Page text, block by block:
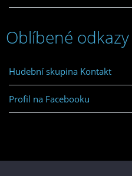
Oblíbené odkazy
Hudební skupina Kontakt
Profil na Facebooku